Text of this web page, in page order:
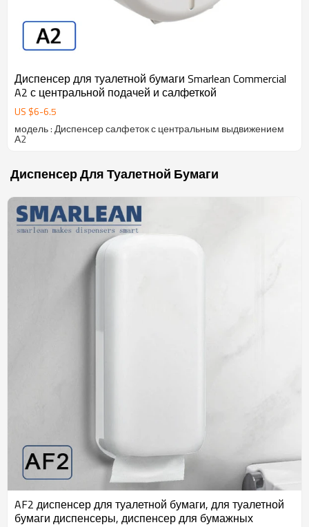
Диспенсер для туалетной бумаги Smarlean Commercial
A2 с центральной подачей и салфеткой
US $6-6.5
модель : Диспенсер салфеток с центральным выдвижением
А2
Диспенсер Для Туалетной Бумаги
AF2 диспенсер для туалетной бумаги, для туалетной
бумаги диспенсеры, диспенсер для бумажных